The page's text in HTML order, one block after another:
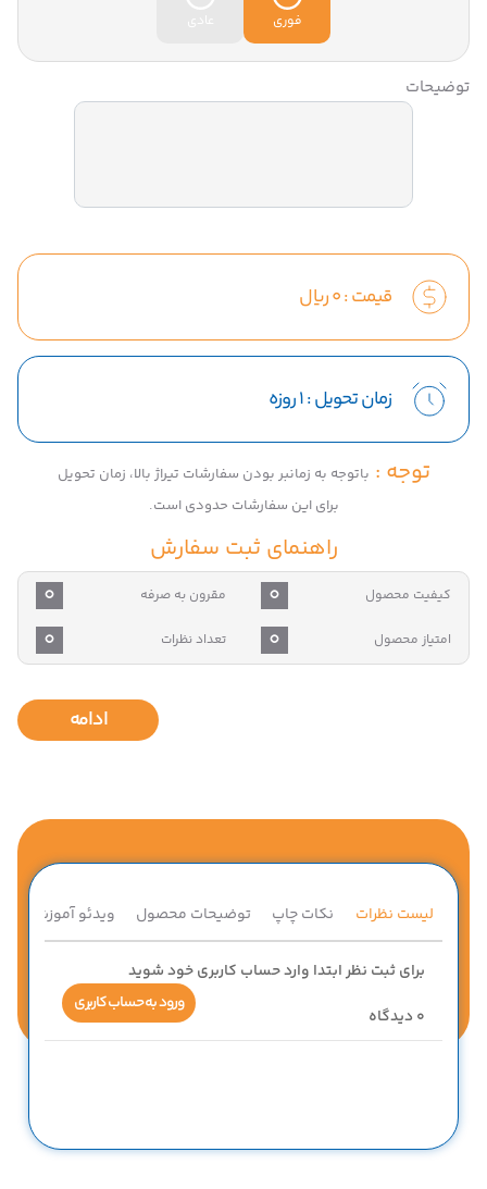
فوری
توضیحات
قیمت :0ریال
زمان تحویل :1 روزه
توجه : باتوجه به زمانبر بودن سفارشات تیراژ بالا، زمان تحویل
برای این سفارشات حدودی است.
راهنمای ثبت سفارش
کیفیت محصول 0 مقرون به صرفه 0
امتیاز محصول 0 تعداد نظرات 0
ادامه
لیست نظرات نکات چاپ توضیحات محصول ویدئو آموزشی
برای ثبت نظر ابتدا وارد حساب کاربری خود شوید
ورود به حساب کاربری
0 دیدگاه